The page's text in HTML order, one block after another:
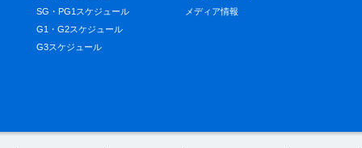
SG・PG1スケジュール
G1・G2スケジュール
G3スケジュール
メディア情報